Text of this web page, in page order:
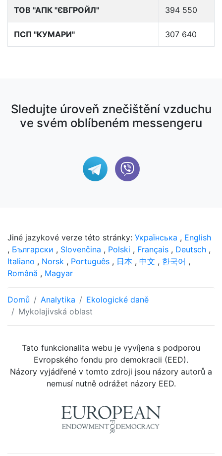
Domů Analytika
Ekologické daně
Mykolajivská oblast
ТОВ "АПК "ЄВГРОЙЛ" 394 550
ПСП "КУМАРИ" 307 640
Sledujte úroveň znečištění vzduchu
ve svém oblíbeném messengeru
Jiné jazykové verze této stránky: Українська , English
, Български , Slovenčina , Polski , Français , Deutsch ,
Italiano , Norsk , Português , 日本 , 中文 , 한국어 ,
Română , Magyar
Tato funkcionalita webu je vyvíjena s podporou
Evropského fondu pro demokracii (EED).
Názory vyjádřené v tomto zdroji jsou názory autorů a
nemusí nutně odrážet názory EED.